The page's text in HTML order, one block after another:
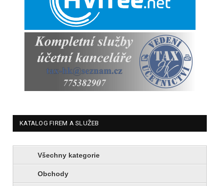
KATALOG FIREM A SLUŽEB
Všechny kategorie
Obchody